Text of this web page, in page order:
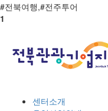
#전북여행,#전주투어
1
센터소개